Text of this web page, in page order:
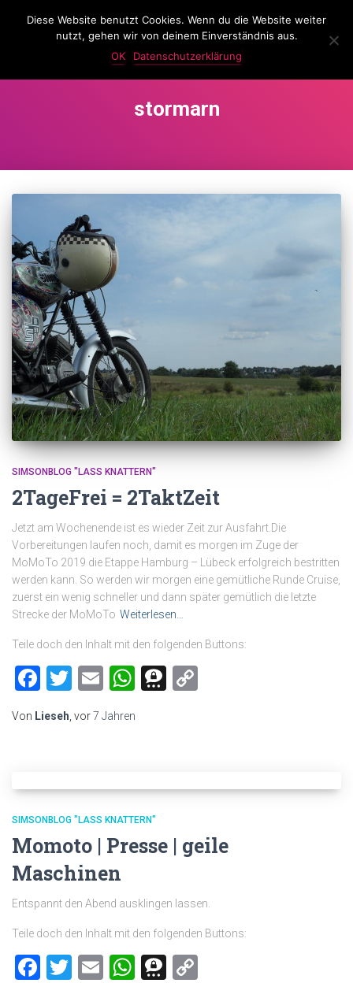
LassKnattern
stormarn
SIMSONBLOG "LASS KNATTERN"
2TageFrei = 2TaktZeit
Jetzt am Wochenende ist es wieder Zeit zur Ausfahrt.Die
Vorbereitungen laufen noch, damit es morgen im Zuge der
MoMoTo 2019 die Etappe Hamburg – Lübeck erfolgreich bestritten
werden kann. So werden wir morgen eine gemütliche Runde Cruise,
zuerst ein wenig schneller und dann später gemütlich die letzte
Strecke der MoMoTo Weiterlesen…
Teile doch den Inhalt mit den folgenden Buttons:
Facebook
Twitter
EmailWhatsApp
Threema
Von Lieseh , vor7 Jahren
SIMSONBLOG "LASS KNATTERN"
Momoto | Presse | geile
Maschinen
Entspannt den Abend ausklingen lassen.
Teile doch den Inhalt mit den folgenden Buttons:
Facebook
Twitter
EmailWhatsApp
Threema
Diese Website benutzt Cookies. Wenn du die Website weiter
nutzt, gehen wir von deinem Einverständnis aus.
OK
Datenschutzerklärung